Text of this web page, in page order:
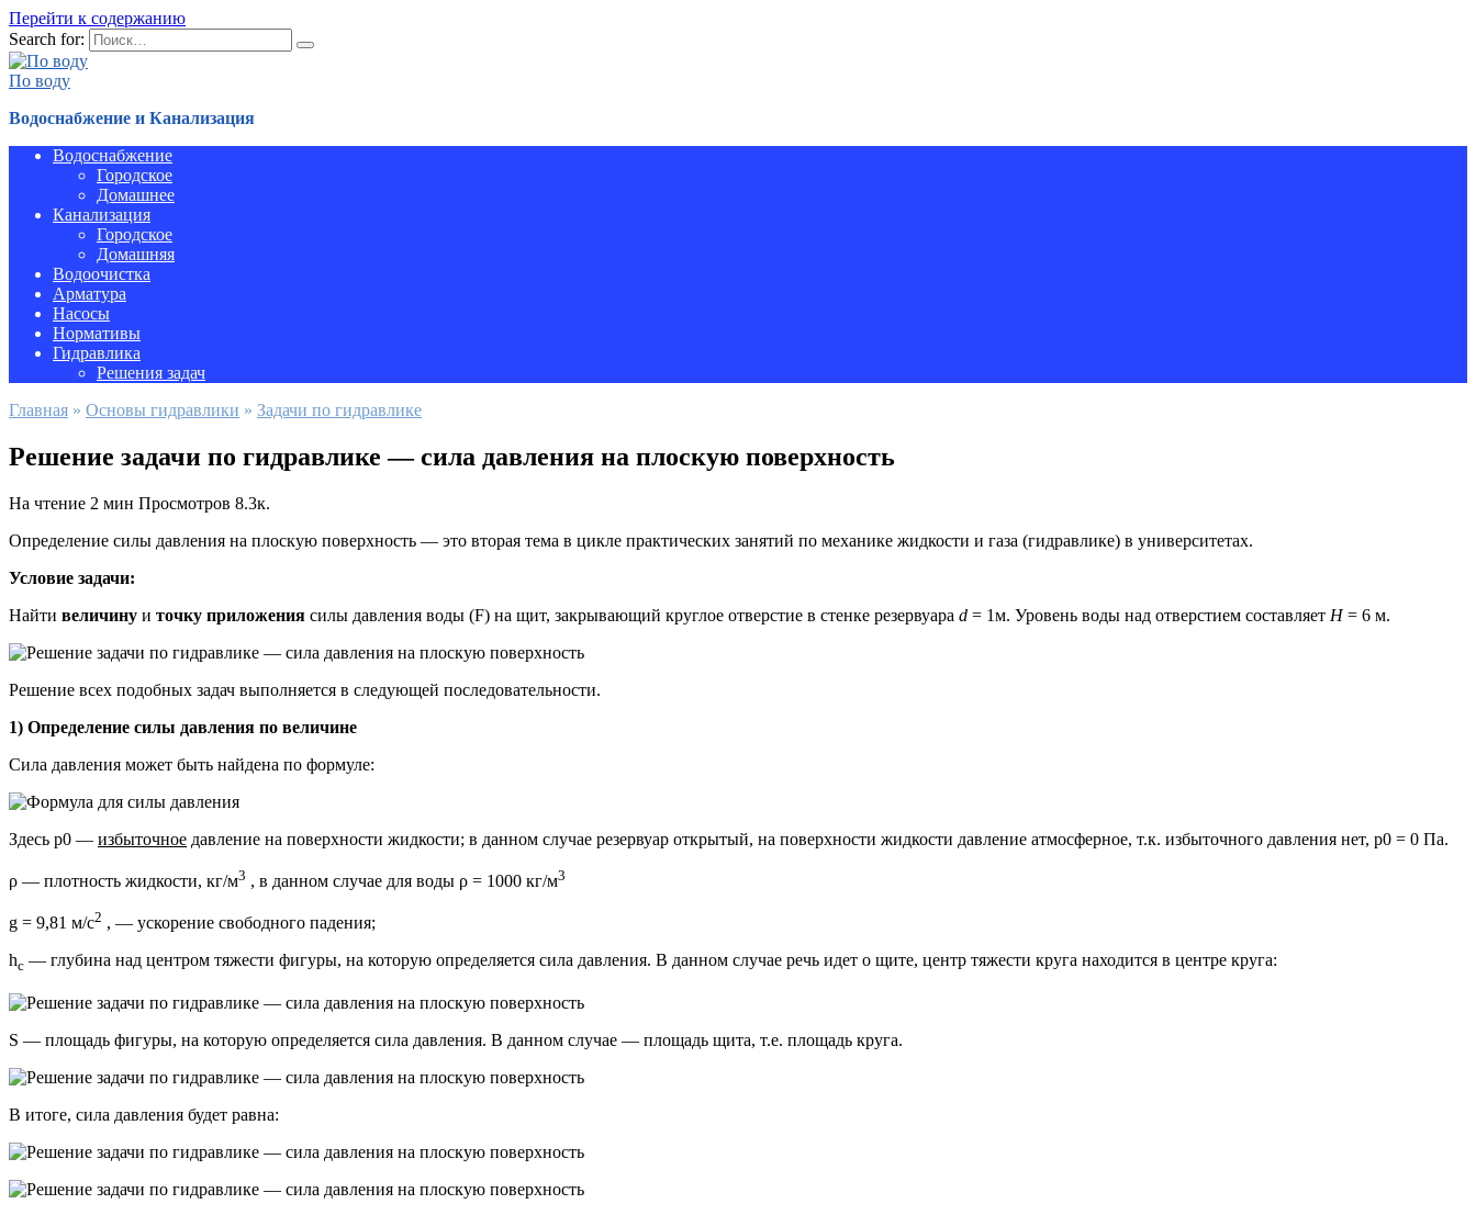
Перейти к содержанию
Search for:
По воду
Водоснабжение и Канализация
Водоснабжение
Городское
Домашнее
Канализация
Городское
Домашняя
Водоочистка
Арматура
Насосы
Нормативы
Гидравлика
Решения задач
Главная » Основы гидравлики » Задачи по гидравлике
Решение задачи по гидравлике — сила давления на плоскую поверхность
На чтение 2 мин Просмотров 8.3к.
Определение силы давления на плоскую поверхность — это вторая тема в цикле практических занятий по механике жидкости и газа (гидравлике) в университетах.
Условие задачи:
Найти величину и точку приложения силы давления воды (F) на щит, закрывающий круглое отверстие в стенке резервуара d = 1м. Уровень воды над отверстием составляет H= 6 м.
Решение всех подобных задач выполняется в следующей последовательности.
1) Определение силы давления по величине
Сила давления может быть найдена по формуле:
Здесь p0 — избыточное давление на поверхности жидкости; в данном случае резервуар открытый, на поверхности жидкости давление атмосферное, т.к. избыточного давления нет, p0 = 0 Па.
ρ — плотность жидкости, кг/м3 , в данном случае для воды ρ = 1000 кг/м3
g = 9,81 м/c2 , — ускорение свободного падения;
hc — глубина над центром тяжести фигуры, на которую определяется сила давления. В данном случае речь идет о щите, центр тяжести круга находится в центре круга:
S — площадь фигуры, на которую определяется сила давления. В данном случае — площадь щита, т.е. площадь круга.
В итоге, сила давления будет равна: